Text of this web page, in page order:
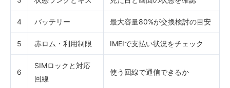
4 バッテリー 最大容量80%が交換検討の目安
5 赤ロム・利用制限 IMEIで支払い状況をチェック
6
SIMロックと対応
回線
使う回線で通信できるか